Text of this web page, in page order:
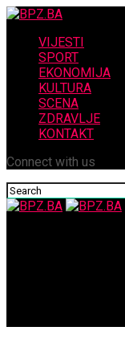
VIJESTI
SPORT
EKONOMIJA
KULTURA
SCENA
ZDRAVLJE
KONTAKT
Connect with us